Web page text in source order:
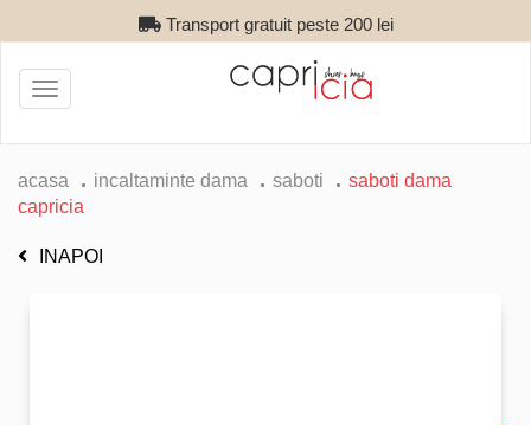
Transport gratuit peste 200 lei
Toggle
navigation
acasa incaltaminte dama saboti
saboti dama
capricia
INAPOI